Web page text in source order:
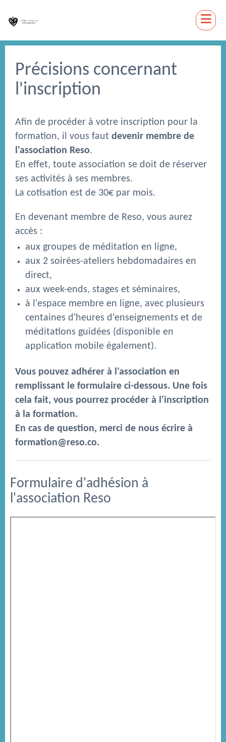
Précisions concernant
l'inscription
Afin de procéder à votre inscription pour la
formation, il vous faut devenir membre de
l'association Reso.
En effet, toute association se doit de réserver
ses activités à ses membres.
La cotisation est de 30€ par mois.
En devenant membre de Reso, vous aurez
accès :
aux groupes de méditation en ligne,
aux 2 soirées-ateliers hebdomadaires en
direct,
aux week-ends, stages et séminaires,
à l'espace membre en ligne, avec plusieurs
centaines d'heures d'enseignements et de
méditations guidées (disponible en
application mobile également).
Vous pouvez adhérer à l'association en
remplissant le formulaire ci-dessous. Une fois
cela fait, vous pourrez procéder à l'inscription
à la formation.
En cas de question, merci de nous écrire à
formation@reso.co.
Formulaire d'adhésion à
l'association Reso